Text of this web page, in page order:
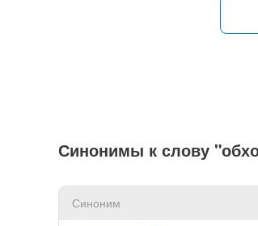
Синонимы к слову
Синоним